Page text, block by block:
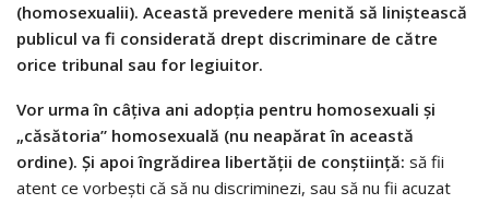
(homosexualii). Această prevedere menită să liniștească
publicul va fi considerată drept discriminare de către
orice tribunal sau for legiuitor.
Vor urma în câțiva ani adopția pentru homosexuali și
„căsătoria” homosexuală (nu neapărat în această
ordine). Și apoi îngrădirea libertății de conștiință: să fii
atent ce vorbești că să nu discriminezi, sau să nu fii acuzat